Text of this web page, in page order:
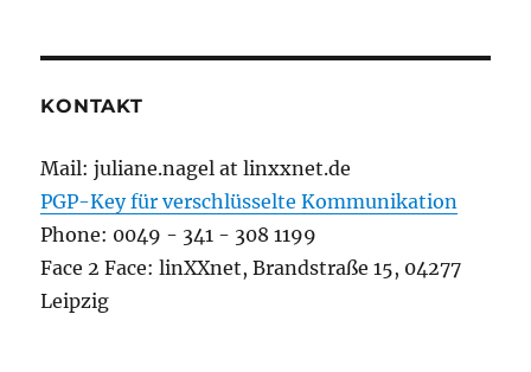
KONTAKT
Mail: juliane.nagel at linxxnet.de
PGP-Key für verschlüsselte Kommunikation
Phone: 0049 - 341 - 308 1199
Face 2 Face: linXXnet, Brandstraße 15, 04277
Leipzig